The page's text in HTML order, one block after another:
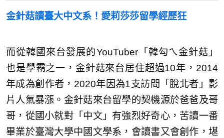
金針菇讀臺大中文系！愛莉莎莎留學經歷狂
而從韓國來台發展的YouTuber「韓勾ㄟ金針菇」
也是學霸之一，金針菇來台居住超過10年，2014
年成為創作者，2020年因為1支訪問「脫北者」影
片人氣暴漲。金針菇來台留學的契機源於爸爸及哥
哥，從國小就對「中文」有強烈好奇心，苦讀一番
畢業於臺灣大學中國文學系，會讀書又會創作，堪